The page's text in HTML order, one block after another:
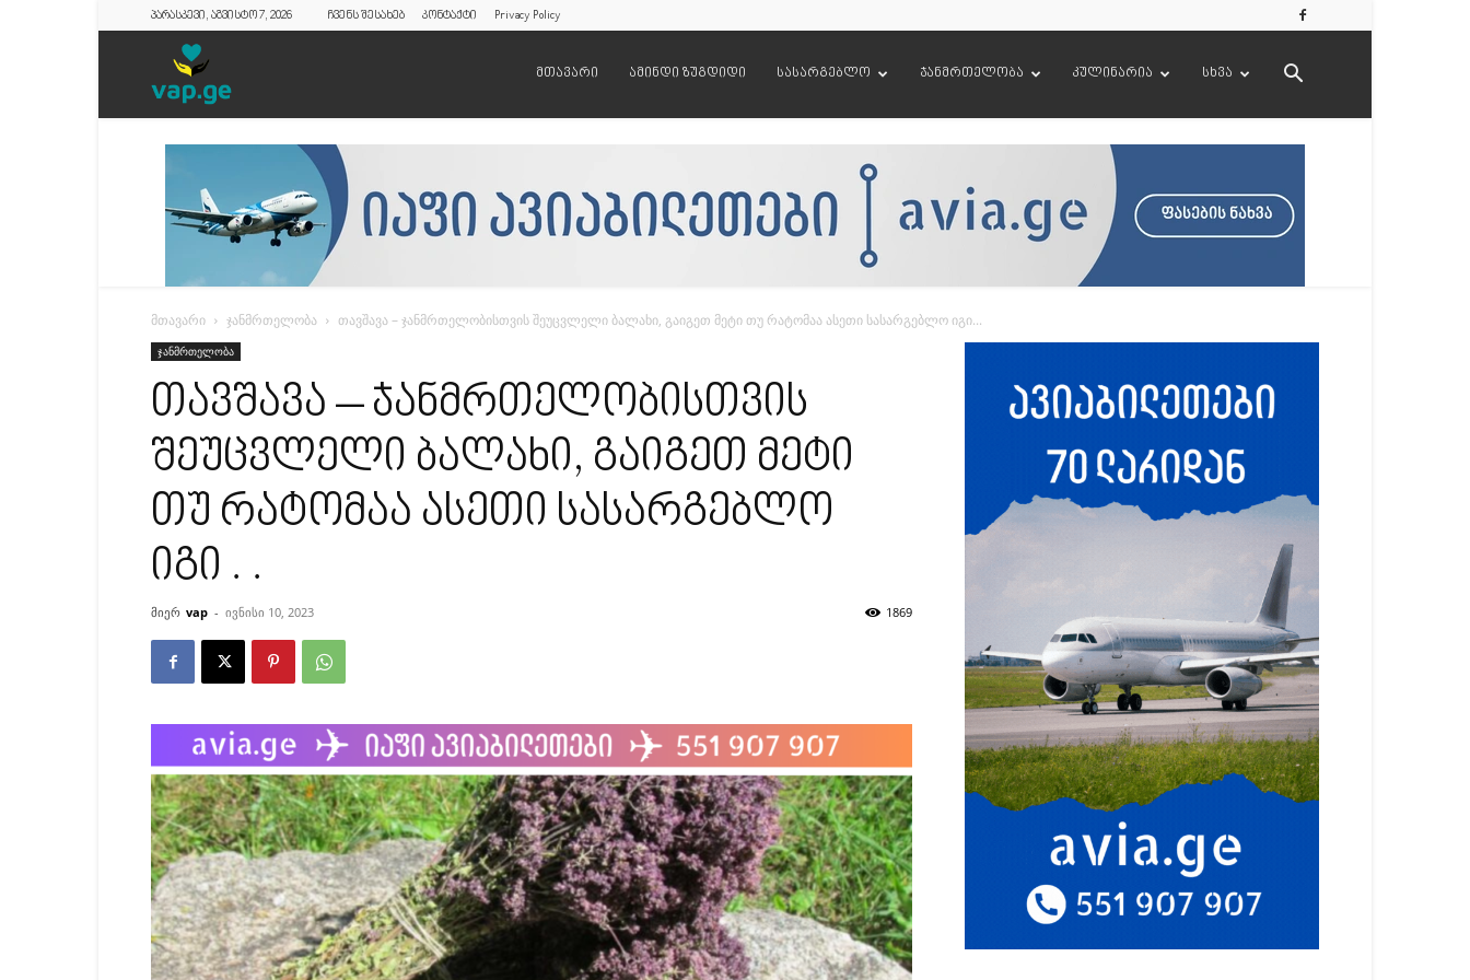
პარასკევი, აგვისტო 7, 2026 ჩვენს შესახებ კონტაქტი Privacy Policy
მთავარი ამინდი ზუგდიდი სასარგებლო ჯანმრთელობა კულინარია სხვა
მთავარი ჯანმრთელობა თავშავა – ჯანმრთელობისთვის შეუცვლელი ბალახი, გაიგეთ მეტი თუ რატომაა ასეთი სასარგებლო იგი...
ჯანმრთელობა
თავშავა – ჯანმრთელობისთვის
შეუცვლელი ბალახი, გაიგეთ მეტი
თუ რატომაა ასეთი სასარგებლო
იგი . .
მიერ vap - ივნისი 10, 2023 1869